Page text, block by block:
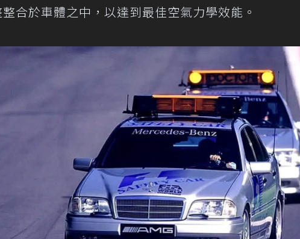
合於車體之中，以達到最佳空氣力學效能。